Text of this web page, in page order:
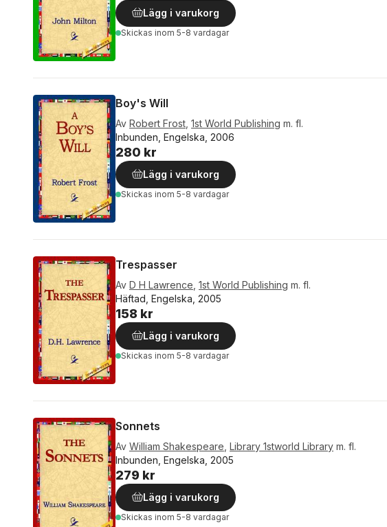
Lägg i varukorg
Skickas inom 5-8 vardagar
Boy's Will
Av Robert Frost 1st World Publishing m. fl.
Inbunden, Engelska, 2006
280 kr
Lägg i varukorg
Skickas inom 5-8 vardagar
Trespasser
Av D H Lawrence 1st World Publishing m. fl.
Häftad, Engelska, 2005
158 kr
Lägg i varukorg
Skickas inom 5-8 vardagar
Sonnets
Av William Shakespeare Library 1stworld Library m. fl.
Inbunden, Engelska, 2005
279 kr
Lägg i varukorg
Skickas inom 5-8 vardagar